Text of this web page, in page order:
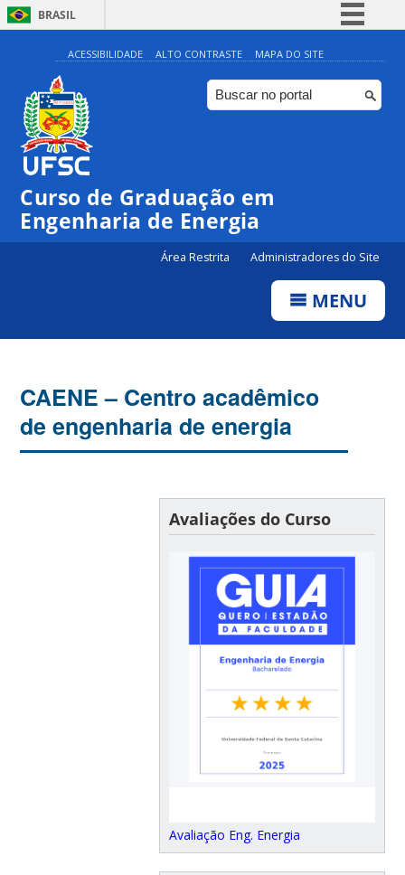
BRASIL
Simplifique!
Comunica BR
Participe
Canais
ACESSIBILIDADE ALTO CONTRASTE MAPA DO SITE
Curso de Graduação em
Engenharia de Energia
Área Restrita Administradores do Site
MENU
CAENE – Centro acadêmico
de engenharia de energia
Avaliações do Curso
Avaliação Eng. Energia